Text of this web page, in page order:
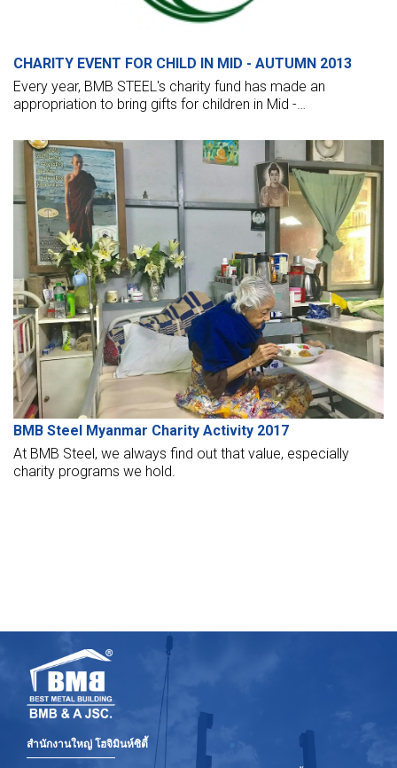
CHARITY EVENT FOR CHILD IN MID - AUTUMN 2013
Every year, BMB STEEL's charity fund has made an
appropriation to bring gifts for children in Mid -
STEEL, we have a strong belief that truth, and we always try
our best to make better things for them.
BMB Steel Myanmar Charity Activity 2017
At BMB Steel, we always find out that value, especially
charity programs we hold.
สำนักงานใหญ่ โฮจิมินห์ซิตี้